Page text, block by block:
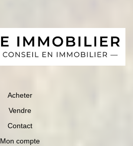
Acheter
Vendre
Contact
Mon compte